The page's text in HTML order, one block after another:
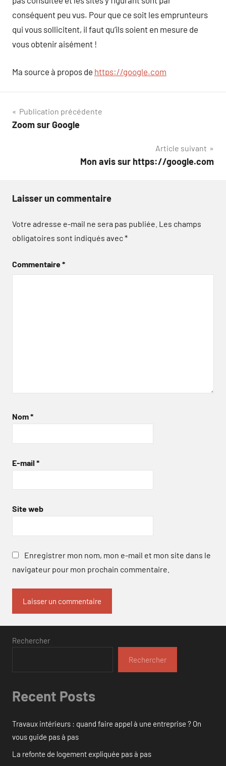
conséquent peu vus. Pour que ce soit les emprunteurs
qui vous sollicitent, il faut qu’ils soient en mesure de
vous obtenir aisément !
Ma source à propos de https://google.com
Navigation
de
Publication précédente
Zoom sur Google
Article suivant
Mon avis sur https://google.com
Laisser un commentaire
Votre adresse e-mail ne sera pas publiée. Les champs
obligatoires sont indiqués avec*
Commentaire*
Nom*
E-mail *
Site web
Enregistrer mon nom, mon e-mail et mon site dans le
navigateur pour mon prochain commentaire.
Rechercher
Rechercher
Recent Posts
Travaux intérieurs : quand faire appel à une entreprise ? On
vous guide pas à pas
La refonte de logement expliquée pas à pas